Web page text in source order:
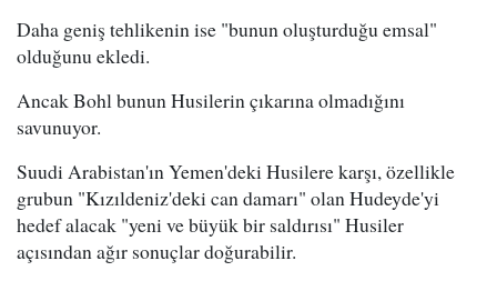
Daha geniş tehlikenin ise "bunun oluşturduğu emsal"
olduğunu ekledi.
Ancak Bohl bunun Husilerin çıkarına olmadığını
savunuyor.
Suudi Arabistan'ın Yemen'deki Husilere karşı, özellikle
grubun "Kızıldeniz'deki can damarı" olan Hudeyde'yi
hedef alacak "yeni ve büyük bir saldırısı" Husiler
açısından ağır sonuçlar doğurabilir.